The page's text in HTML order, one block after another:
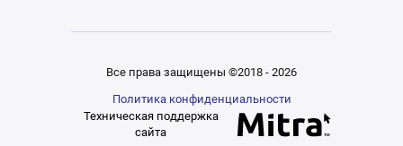
Все права защищены ©2018 - 2026
Политика конфиденциальности
Техническая поддержка
сайта